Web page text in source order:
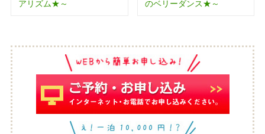
アリズム★～
のベリーダンス★～